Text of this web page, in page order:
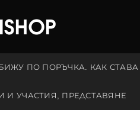
ПО ПОРЪЧКА. КАК СТАВА
И УЧАСТИЯ, ПРЕДСТАВЯНЕ